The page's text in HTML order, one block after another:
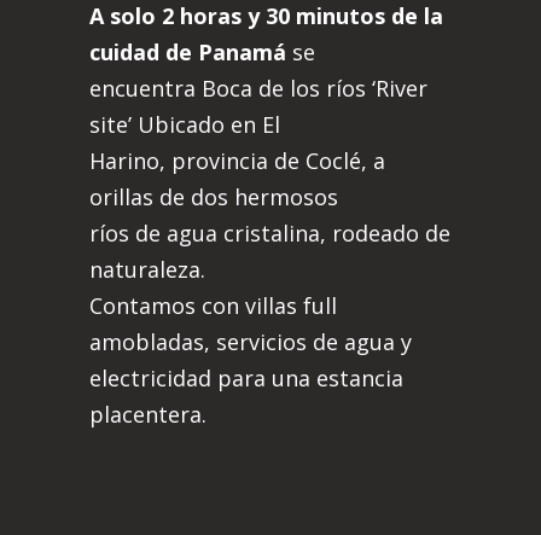
A solo 2 horas y 30 minutos de la
cuidad de Panamá se
encuentra Boca de los ríos ‘River
site’ Ubicado en El
Harino, provincia de Coclé, a
orillas de dos hermosos
ríos de agua cristalina, rodeado de
naturaleza.
Contamos con villas full
amobladas, servicios de agua y
electricidad para una estancia
placentera.